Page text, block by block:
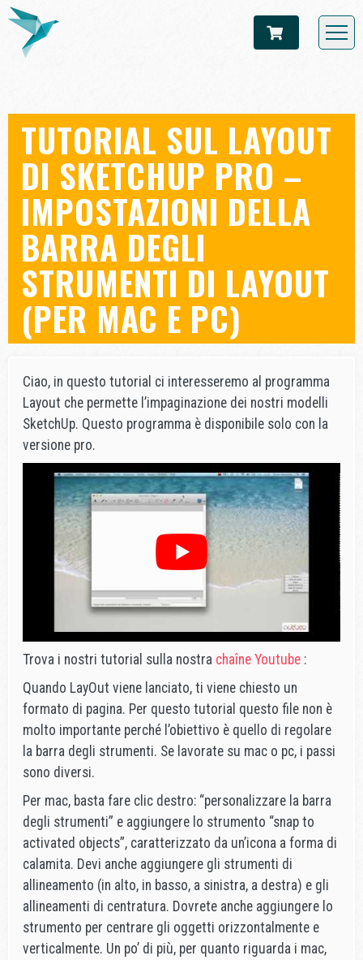
TUTORIAL SUL LAYOUT
DI SKETCHUP PRO –
IMPOSTAZIONI DELLA
BARRA DEGLI
STRUMENTI DI LAYOUT
(PER MAC E PC)
Ciao, in questo tutorial ci interesseremo al programma
Layout che permette l’impaginazione dei nostri modelli
SketchUp. Questo programma è disponibile solo con la
versione pro.
Trova i nostri tutorial sulla nostra chaîne Youtube :
Quando LayOut viene lanciato, ti viene chiesto un
formato di pagina. Per questo tutorial questo file non è
molto importante perché l’obiettivo è quello di regolare
la barra degli strumenti. Se lavorate su mac o pc, i passi
sono diversi.
Per mac, basta fare clic destro: “personalizzare la barra
degli strumenti” e aggiungere lo strumento “snap to
activated objects”, caratterizzato da un’icona a forma di
calamita. Devi anche aggiungere gli strumenti di
allineamento (in alto, in basso, a sinistra, a destra) e gli
allineamenti di centratura. Dovrete anche aggiungere lo
strumento per centrare gli oggetti orizzontalmente e
verticalmente. Un po’ di più, per quanto riguarda i mac,